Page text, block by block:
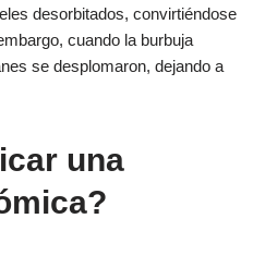
desorbitados, convirtiéndose
cuando la burbuja
se desplomaron, dejando a
una